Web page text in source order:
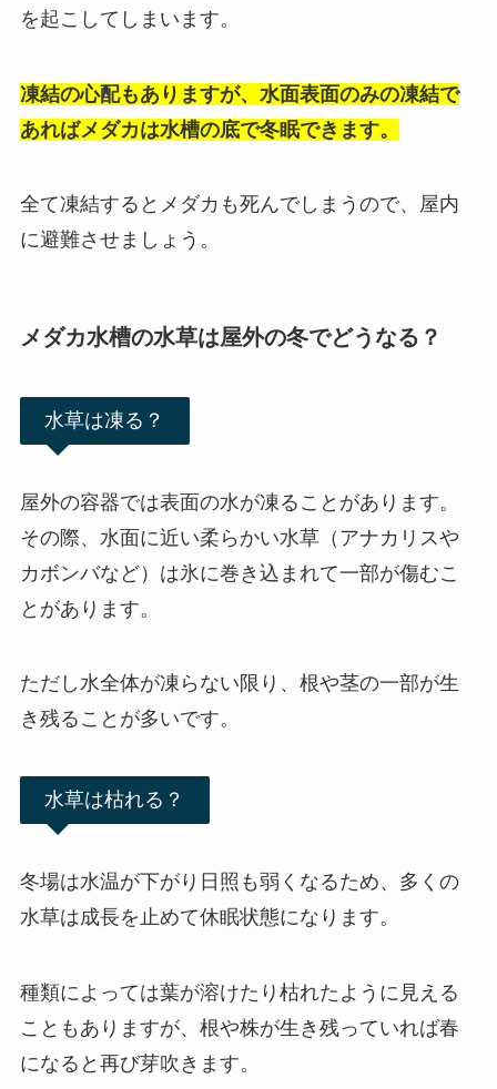
を起こしてしまいます。
凍結の心配もありますが、水面表面のみの凍結で
あればメダカは水槽の底で冬眠できます。
全て凍結するとメダカも死んでしまうので、屋内
に避難させましょう。
メダカ水槽の水草は屋外の冬でどうなる？
水草は凍る？
屋外の容器では表面の水が凍ることがあります。
その際、水面に近い柔らかい水草（アナカリスや
カボンバなど）は氷に巻き込まれて一部が傷むこ
とがあります。
ただし水全体が凍らない限り、根や茎の一部が生
き残ることが多いです。
水草は枯れる？
冬場は水温が下がり日照も弱くなるため、多くの
水草は成長を止めて休眠状態になります。
種類によっては葉が溶けたり枯れたように見える
こともありますが、根や株が生き残っていれば春
になると再び芽吹きます。